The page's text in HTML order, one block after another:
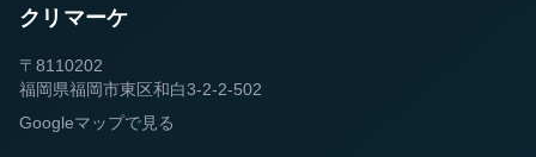
クリマーケ
〒8110202
福岡県福岡市東区和白3-2-2-502
Googleマップで見る